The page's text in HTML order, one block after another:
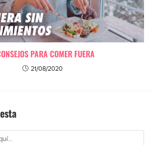
PARA COMER FUERA
21/08/2020